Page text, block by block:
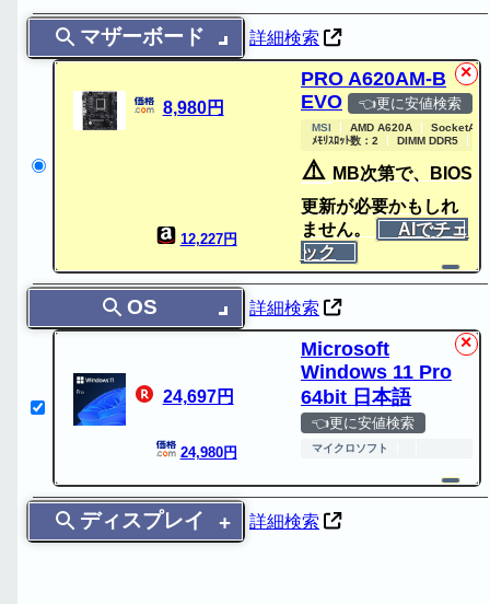
マザーボード 詳細検索
8,980円
PRO A620AM-B
EVO
👈更に安値検索
MSI AMD A620A
SocketAM5
ﾒﾓﾘｽﾛｯﾄ数：2
DIMM DDR5
✕
⚠️ MB次第で、BIOS
更新が必要かもしれ
ません。
AIでチェ
ック
12,227円
OS 詳細検索
24,697円
Microsoft
Windows 11 Pro
64bit 日本語
👈更に安値検索
マイクロソフト
✕
24,980円
ディスプレイ 詳細検索